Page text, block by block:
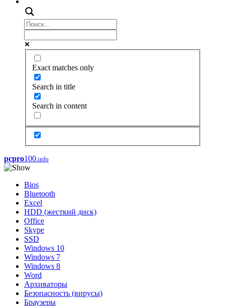
Exact matches only
Search in title
Search in content
pcpro100.info
Bios
Bluetooth
Excel
HDD (жесткий диск)
Office
Skype
SSD
Windows 10
Windows 7
Windows 8
Word
Архиваторы
Безопасность (вирусы)
Браузеры